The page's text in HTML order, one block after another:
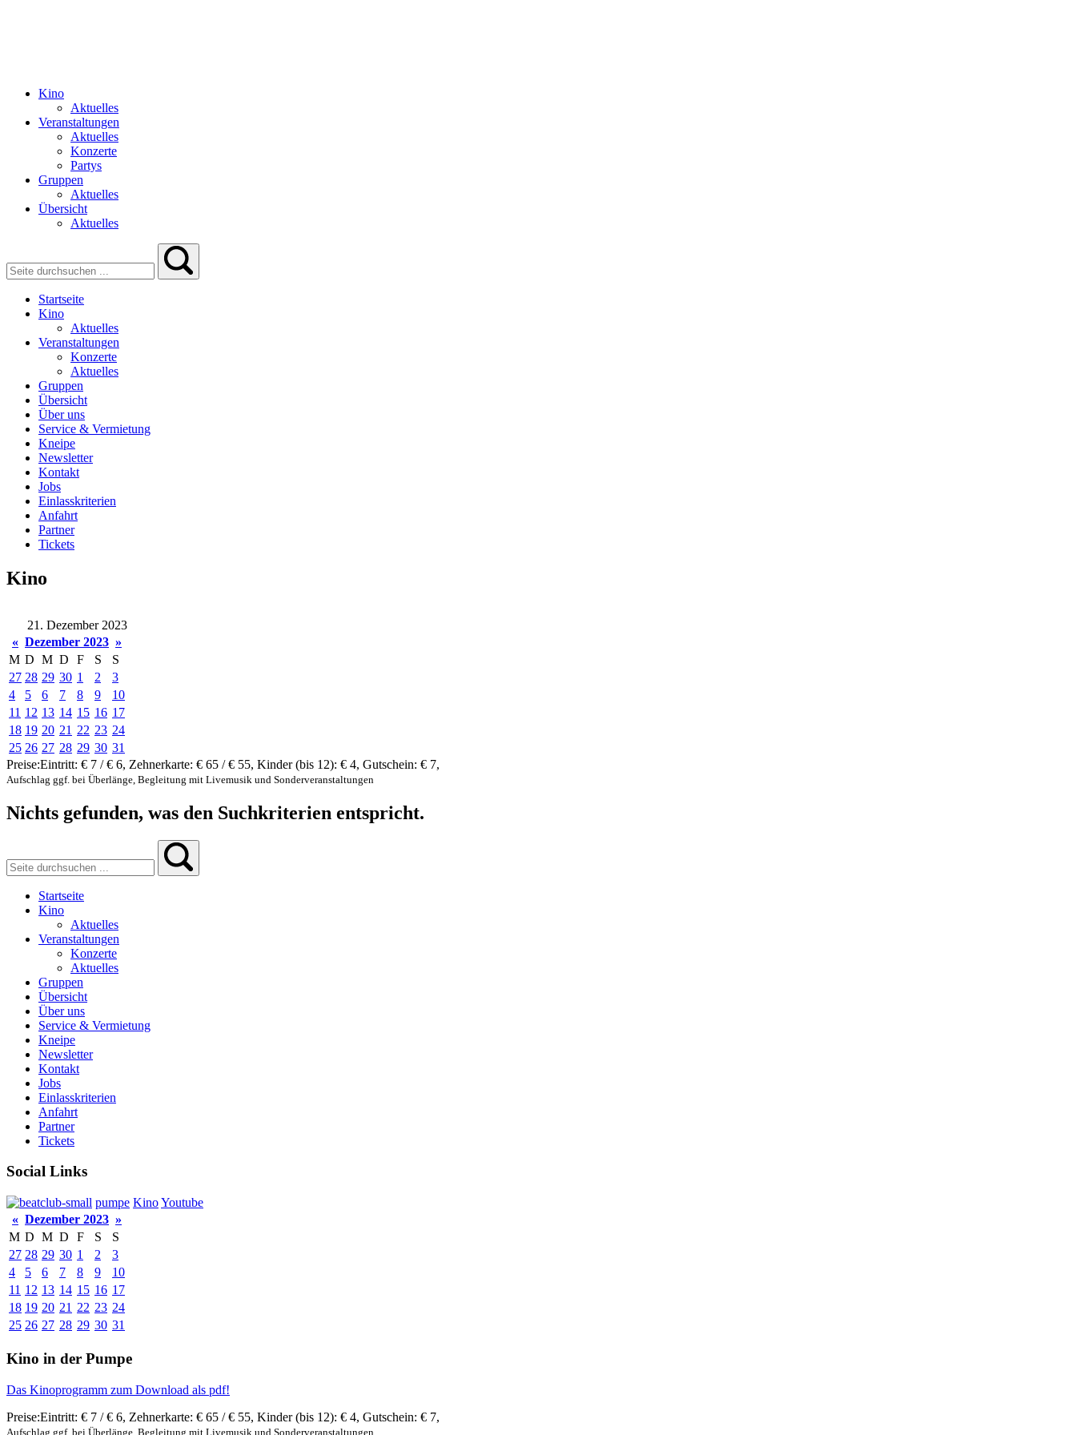
Kino
Aktuelles
Veranstaltungen
Aktuelles
Konzerte
Partys
Gruppen
Aktuelles
Übersicht
Aktuelles
Startseite
Kino
Aktuelles
Veranstaltungen
Konzerte
Aktuelles
Gruppen
Übersicht
Über uns
Service & Vermietung
Kneipe
Newsletter
Kontakt
Jobs
Einlasskriterien
Anfahrt
Partner
Tickets
Kino
21. Dezember 2023
« Dezember 2023 »
M D M D F S
S
27 28 29 30 1 2
3
4
5 6 7 8 9
10
11 12 13 14 15 16 17
18 19 20 21 22 23 24
25 26 27 28 29 30 31
Preise:Eintritt: € 7 / € 6, Zehnerkarte: € 65 / € 55, Kinder (bis 12): € 4, Gutschein: € 7,
Aufschlag ggf. bei Überlänge, Begleitung mit Livemusik und Sonderveranstaltungen
Nichts gefunden, was den Suchkriterien entspricht.
Startseite
Kino
Aktuelles
Veranstaltungen
Konzerte
Aktuelles
Gruppen
Übersicht
Über uns
Service & Vermietung
Kneipe
Newsletter
Kontakt
Jobs
Einlasskriterien
Anfahrt
Partner
Tickets
Social Links
pumpe KinoYoutube
« Dezember 2023 »
M D M D F S
S
27 28 29 30 1 2
3
4
5 6 7 8 9
10
11 12 13 14 15 16 17
18 19 20 21 22 23 24
25 26 27 28 29 30 31
Kino in der Pumpe
Das Kinoprogramm zum Download als pdf!
Preise:Eintritt: € 7 / € 6, Zehnerkarte: € 65 / € 55, Kinder (bis 12): € 4, Gutschein: € 7,
Aufschlag ggf. bei Überlänge, Begleitung mit Livemusik und Sonderveranstaltungen